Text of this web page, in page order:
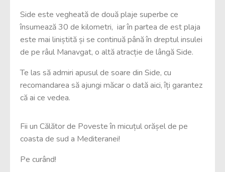
Side este vegheată de două plaje superbe ce
însumează 30 de kilometri, iar în partea de est plaja
este mai liniștită și se continuă până în dreptul insulei
de pe râul Manavgat, o altă atracție de lângă Side.
Te las să admiri apusul de soare din Side, cu
recomandarea să ajungi măcar o dată aici, îți garantez
că ai ce vedea.
Fii un Călător de Poveste în micuțul orășel de pe
coasta de sud a Mediteranei!
Pe curând!